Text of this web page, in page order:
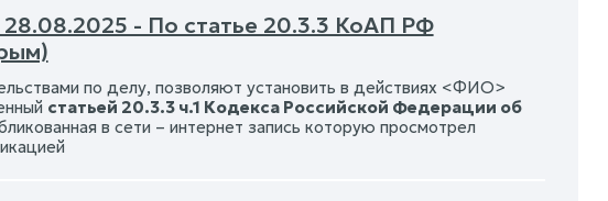
- По статье 20.3.3 КоАП РФ
по делу, позволяют установить в действиях <ФИО>
статьей 20.3.3 ч.1 Кодекса Российской Федерации об
в сети – интернет запись которую просмотрел